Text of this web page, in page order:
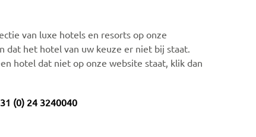
van luxe hotels en resorts op onze
dat het hotel van uw keuze er niet bij staat.
hotel dat niet op onze website staat, klik dan
(0) 24 3240040